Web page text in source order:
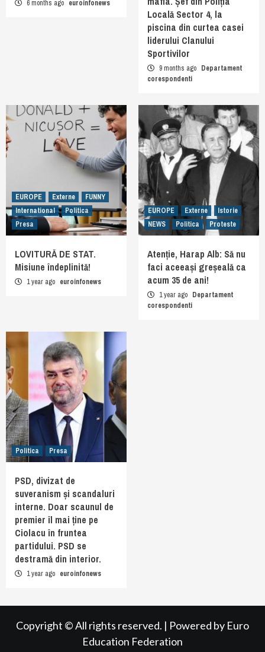
6 months ago euroinfonews
Locală Sector 4, la
piscina din curtea casei
liderului Clanului
Sportivilor
9 months ago Departament
corespondenti
EUROPE Externe
FUNNY
International
Politica
Presa
LOVITURĂ DE STAT.
Misiune îndeplinită!
1 year ago euroinfonews
EUROPE Externe
Istorie
NEWS
Politica Proteste
Atenție, Harap Alb: Să nu
faci aceeași greșeală ca
acum 35 de ani!
1 year ago Departament
corespondenti
Politica Presa
PSD, divizat de
suveranism și scandaluri
interne. Doar scaunul de
premier îl mai ține pe
Ciolacu în fruntea
partidului. PSD se
destramă din interior.
1 year ago euroinfonews
Copyright © All rights reserved. | Powered by Euro
Education Federation